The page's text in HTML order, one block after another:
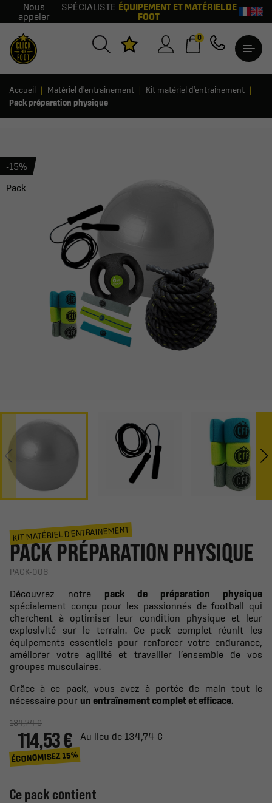
Nous
appeler
SPÉCIALISTE ÉQUIPEMENT ET MATÉRIEL DE
FOOT
0
Accueil Matériel d'entrainement
Kit matériel d'entrainement
Pack préparation physique
-15%
Pack
KIT MATÉRIEL D'ENTRAINEMENT
PACK PRÉPARATION PHYSIQUE
PACK-006
Découvrez notre pack de préparation physique
spécialement conçu pour les passionnés de football qui
cherchent à optimiser leur condition physique et leur
explosivité sur le terrain. Ce pack complet réunit les
équipements essentiels pour renforcer votre endurance,
améliorer votre agilité et travailler l’ensemble de vos
groupes musculaires.
Grâce à ce pack, vous avez à portée de main tout le
nécessaire pour un entraînement complet et efficace.
134,74 €
114,53 €
ÉCONOMISEZ 15%
Au lieu de 134,74 €
Ce pack contient